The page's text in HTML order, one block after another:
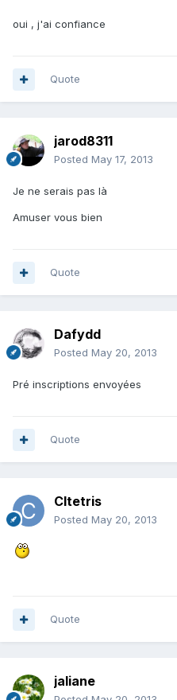
oui , j'ai confiance
Quote
jarod8311
Posted May 17, 2013
Je ne serais pas là
Amuser vous bien
Quote
Dafydd
Posted May 20, 2013
Pré inscriptions envoyées
Quote
Cltetris
Posted May 20, 2013
Quote
jaliane